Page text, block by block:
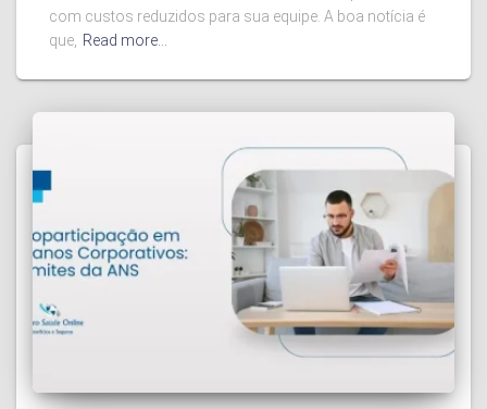
com custos reduzidos para sua equipe. A boa notícia é
que, Read more…